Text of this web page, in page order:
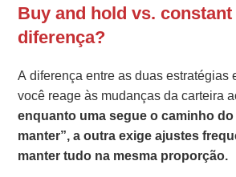
Buy and hold vs.
diferença?
A diferença entre as duas estratégias
você reage às mudanças da carteira
enquanto uma segue o caminho
manter”, a outra exige ajustes
manter tudo na mesma proporção.